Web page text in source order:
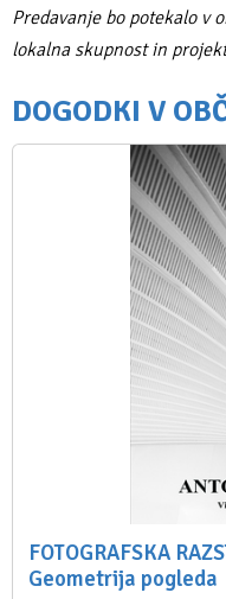
Predavanje bo potekalo v
lokalna skupnost in
DOGODKI V
FOTOGRAFSKA
Geometrija pogleda